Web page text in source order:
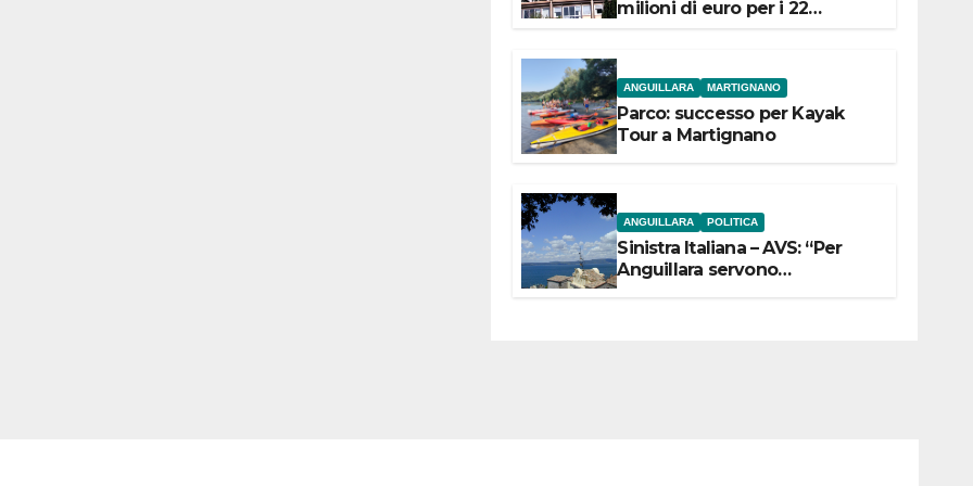
milioni di euro per i 22
ANGUILLARA MARTIGNANO
Parco: successo per Kayak
Tour a Martignano
ANGUILLARA POLITICA
Sinistra Italiana – AVS: “Per
Anguillara servono